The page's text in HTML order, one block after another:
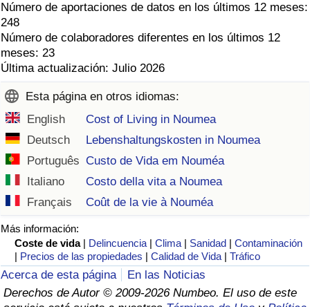
Número de aportaciones de datos en los últimos 12 meses:
248
Número de colaboradores diferentes en los últimos 12
meses: 23
Última actualización: Julio 2026
Esta página en otros idiomas:
English
Cost of Living in Noumea
Deutsch
Lebenshaltungskosten in Noumea
Português Custo de Vida em Nouméa
Italiano
Costo della vita a Noumea
Français
Coût de la vie à Nouméa
Más información:
Coste de vida | Delincuencia |Clima | Sanidad |Contaminación
| Precios de las propiedades |Calidad de Vida |Tráfico
Acerca de esta página
En las Noticias
Derechos de Autor © 2009-2026 Numbeo. El uso de este